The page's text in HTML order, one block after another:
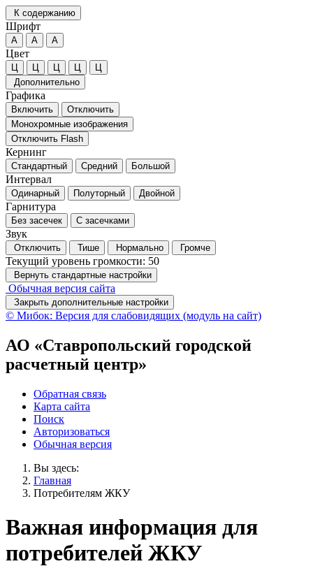
К содержанию
Шрифт
А А А
Цвет
Ц Ц Ц Ц
Ц
Дополнительно
Графика
Включить
Отключить
Монохромные изображения
Отключить Flash
Кернинг
Стандартный Средний Большой
Интервал
Одинарный Полуторный Двойной
Гарнитура
Без засечек С засечками
Звук
Отключить Тише Нормально Громче
Текущий уровень громкости: 50
Вернуть стандартные настройки
Обычная версия сайта
Закрыть дополнительные настройки
© Мибок: Версия для слабовидящих (модуль на сайт)
АО «Ставропольский городской
расчетный центр»
Обратная связь
Карта сайта
Поиск
Авторизоваться
Обычная версия
Вы здесь:
Главная
Потребителям ЖКУ
Важная информация для
потребителей ЖКУ